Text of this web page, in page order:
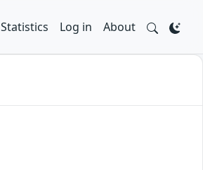
Statistics Log in About